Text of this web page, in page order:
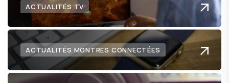
ACTUALITÉS TV
ACTUALITÉS MONTRES CONNECTÉES